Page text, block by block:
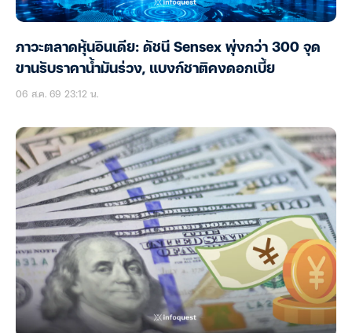
ภาวะตลาดหุ้นอินเดีย: ดัชนี Sensex พุ่งกว่า 300 จุด
ขานรับราคาน้ำมันร่วง, แบงก์ชาติคงดอกเบี้ย
06 ส.ค. 69 23:12 น.